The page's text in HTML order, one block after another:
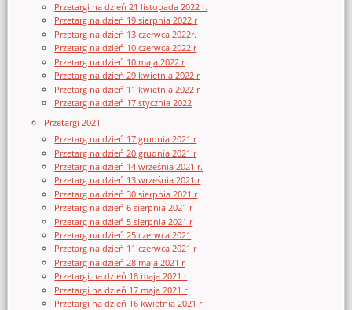
Przetargi na dzień 21 listopada 2022 r.
Przetarg na dzień 19 sierpnia 2022 r
Przetarg na dzień 13 czerwca 2022r.
Przetarg na dzień 10 czerwca 2022 r
Przetarg na dzień 10 maja 2022 r
Przetarg na dzień 29 kwietnia 2022 r
Przetarg na dzień 11 kwietnia 2022 r
Przetarg na dzień 17 stycznia 2022
Przetargi 2021
Przetarg na dzień 17 grudnia 2021 r
Przetarg na dzień 20 grudnia 2021 r
Przetarg na dzień 14 września 2021 r.
Przetarg na dzień 13 września 2021 r
Przetarg na dzień 30 sierpnia 2021 r
Przetarg na dzień 6 sierpnia 2021 r
Przetarg na dzień 5 sierpnia 2021 r
Przetarg na dzień 25 czerwca 2021
Przetarg na dzień 11 czerwca 2021 r
Przetarg na dzień 28 maja 2021 r
Przetargi na dzień 18 maja 2021 r
Przetargi na dzień 17 maja 2021 r
Przetargi na dzień 16 kwietnia 2021 r.